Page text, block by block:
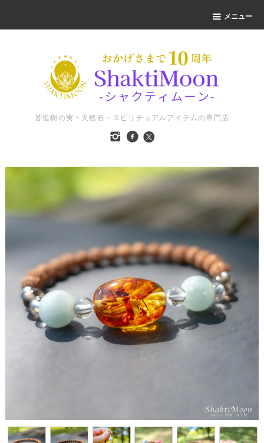
メニュー
菩提樹の実・天然石・スピリチュアルアイテムの専門店